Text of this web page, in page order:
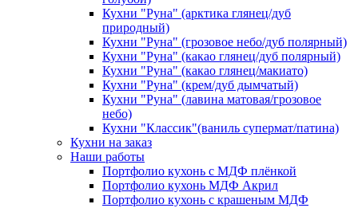
Кухни "Руна" (арктика глянец/дуб
природный)
Кухни "Руна" (грозовое небо/дуб полярный)
Кухни "Руна" (какао глянец/дуб полярный)
Кухни "Руна" (какао глянец/макиато)
Кухни "Руна" (крем/дуб дымчатый)
Кухни "Руна" (лавина матовая/грозовое
небо)
Кухни "Классик"(ваниль супермат/патина)
Кухни на заказ
Наши работы
Портфолио кухонь с МДФ плёнкой
Портфолио кухонь МДФ Акрил
Портфолио кухонь с крашеным МДФ